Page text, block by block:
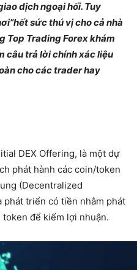
dịch ngoại hối. Tuy
sức thú vị cho cả nhà
Top Trading Forex khám
câu trả lời chính xác liệu
cho các trader hay
DEX Offering, là một dự
phát hành các coin/token
(Decentralized
phát triển có tiền nhằm phát
để kiếm lợi nhuận.